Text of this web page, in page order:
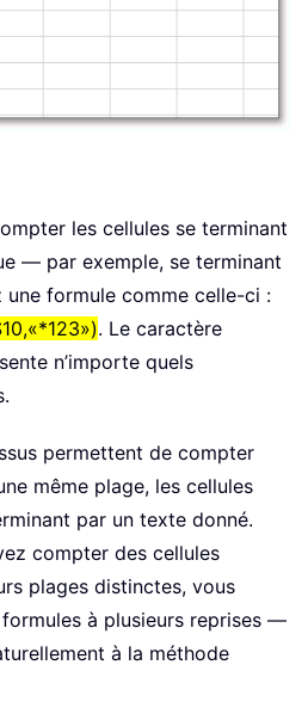
les cellules se terminant
— par exemple, se terminant
formule comme celle-ci :
. Le caractère
n’importe quels
permettent de compter
même plage, les cellules
par un texte donné.
compter des cellules
plages distinctes, vous
à plusieurs reprises —
à la méthode